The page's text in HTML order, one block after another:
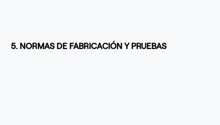
5. NORMAS DE FABRICACIÓN Y PRUEBAS